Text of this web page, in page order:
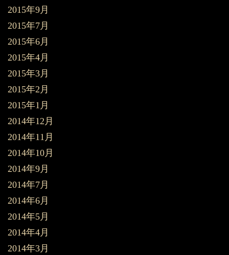
2015年9月
2015年7月
2015年6月
2015年4月
2015年3月
2015年2月
2015年1月
2014年12月
2014年11月
2014年10月
2014年9月
2014年7月
2014年6月
2014年5月
2014年4月
2014年3月